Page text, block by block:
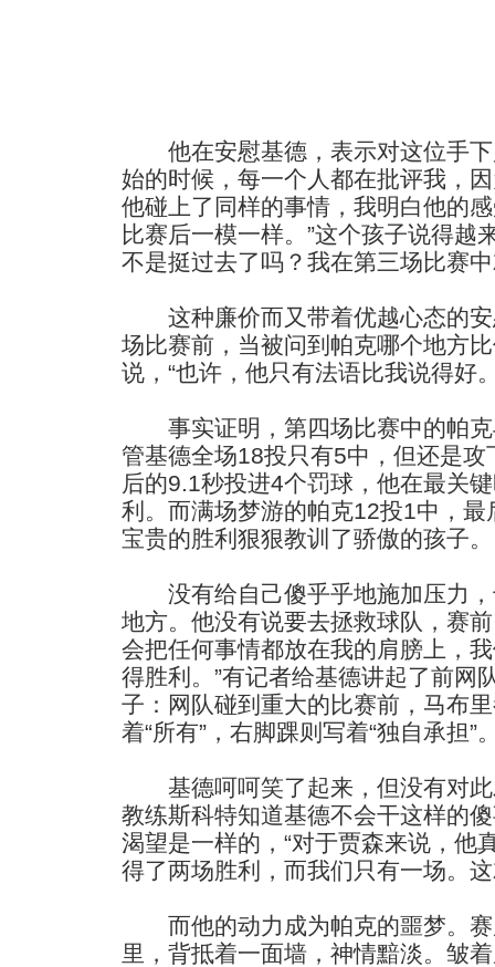
他在安慰基德，表示对这位手下
始的时候，每一个人都在批评我，
他碰上了同样的事情，我明白他的
比赛后一模一样。”这个孩子说得越
不是挺过去了吗？我在第三场比赛
这种廉价而又带着优越心态的安
场比赛前，当被问到帕克哪个地方
说，“也许，他只有法语比我说得好
事实证明，第四场比赛中的帕克
管基德全场18投只有5中，但还是
后的9.1秒投进4个罚球，他在最关
利。而满场梦游的帕克12投1中，
宝贵的胜利狠狠教训了骄傲的孩子。
没有给自己傻乎乎地施加压力，
地方。他没有说要去拯救球队，赛
会把任何事情都放在我的肩膀上，
得胜利。”有记者给基德讲起了前网
子：网队碰到重大的比赛前，马布
着“所有”，右脚踝则写着“独自承担”
基德呵呵笑了起来，但没有对此
教练斯科特知道基德不会干这样的
渴望是一样的，“对于贾森来说，他
得了两场胜利，而我们只有一场。
而他的动力成为帕克的噩梦。赛
里，背抵着一面墙，神情黯淡。皱